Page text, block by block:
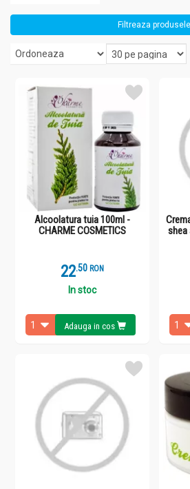
Filtreaza produsele
Alcoolatura tuia 100ml -
CHARME COSMETICS
22.5 RON
In stoc
Adauga in cos
shea